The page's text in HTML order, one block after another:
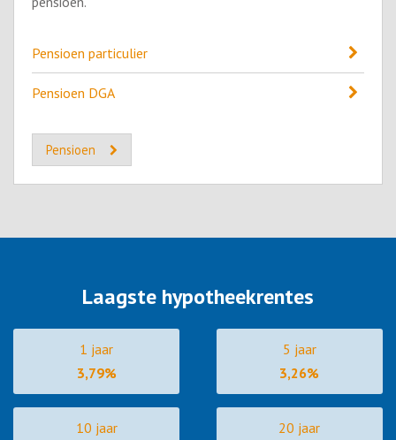
Pensioen particulier
Pensioen DGA
Pensioen
Laagste hypotheekrentes
1 jaar
3,79%
5 jaar
3,26%
10 jaar
20 jaar